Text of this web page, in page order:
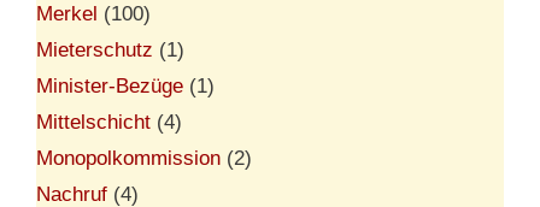
Merkel (100)
Mieterschutz (1)
Minister-Bezüge (1)
Mittelschicht (4)
Monopolkommission (2)
Nachruf (4)